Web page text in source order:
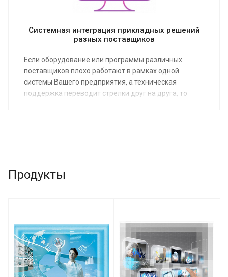
Системная интеграция прикладных решений
разных поставщиков
Если оборудование или программы различных
поставщиков плохо работают в рамках одной
системы Вашего предприятия, а техническая
поддержка переводит стрелки друг на друга, то
Продукты